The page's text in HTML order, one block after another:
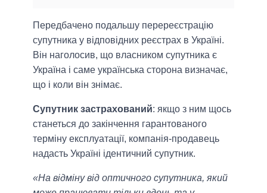
Передбачено подальшу перереєстрацію
супутника у відповідних реєстрах в Україні.
Він наголосив, що власником супутника є
Україна і саме українська сторона визначає,
що і коли він знімає.
Супутник застрахований: якщо з ним щось
станеться до закінчення гарантованого
терміну експлуатації, компанія-продавець
надасть Україні ідентичний супутник.
«На відміну від оптичного супутника, який